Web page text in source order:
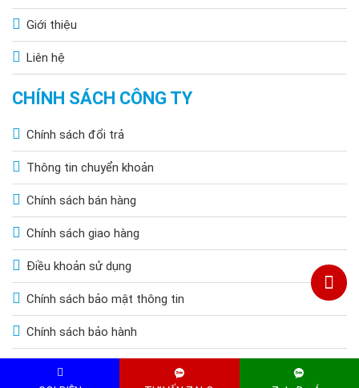
Giới thiệu
Liên hệ
CHÍNH SÁCH CÔNG TY
Chính sách đổi trả
Thông tin chuyển khoản
Chính sách bán hàng
Chính sách giao hàng
Điều khoản sử dụng
Chính sách bảo mật thông tin
Chính sách bảo hành